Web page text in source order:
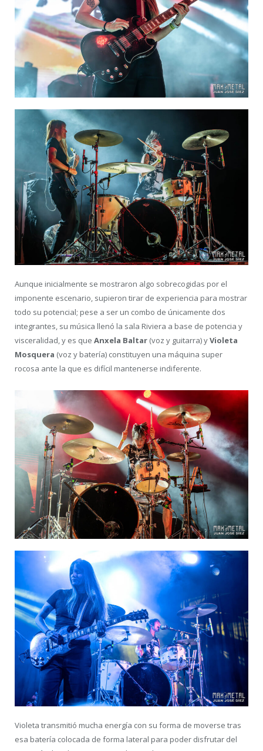
Aunque inicialmente se mostraron algo sobrecogidas por el
imponente escenario, supieron tirar de experiencia para mostrar
todo su potencial; pese a ser un combo de únicamente dos
integrantes, su música llenó la sala Riviera a base de potencia y
visceralidad, y es que Anxela Baltar (voz y guitarra) yVioleta
Mosquera (voz y batería) constituyen una máquina super
rocosa ante la que es difícil mantenerse indiferente.
Violeta transmitió mucha energía con su forma de moverse tras
esa batería colocada de forma lateral para poder disfrutar del